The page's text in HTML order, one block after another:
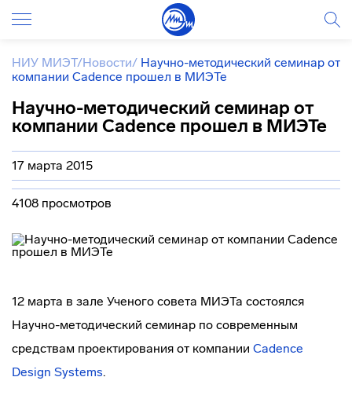
НИУ МИЭТ/Новости/ Научно-методический семинар от
компании Cadence прошел в МИЭТе
Научно-методический семинар от
компании Cadence прошел в МИЭТе
17 марта 2015
4108 просмотров
12 марта в зале Ученого совета МИЭТа состоялся
Научно-методический семинар по современным
средствам проектирования от компании Cadence
Design Systems.